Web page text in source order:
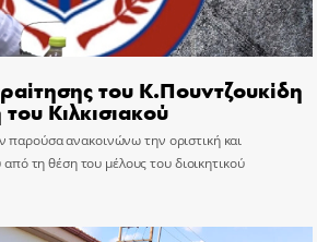
του Κ.Πουντζουκίδη
Κιλκισιακού
παρούσα ανακοινώνω την οριστική και
τη θέση του μέλους του διοικητικού